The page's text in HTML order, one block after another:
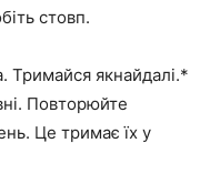
стовп.
Тримайся якнайдалі.*
Повторюйте
Це тримає їх у